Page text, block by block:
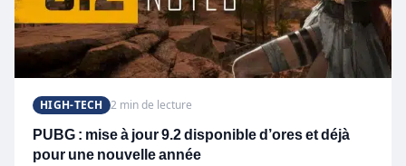
HIGH-TECH 2 min de lecture
PUBG : mise à jour 9.2 disponible d’ores et déjà
pour une nouvelle année